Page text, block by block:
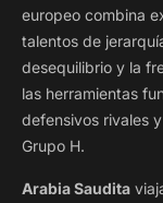
europeo combina
talentos de
desequilibrio y la
las herramientas
defensivos rivales
Grupo H.
Arabia Saudita